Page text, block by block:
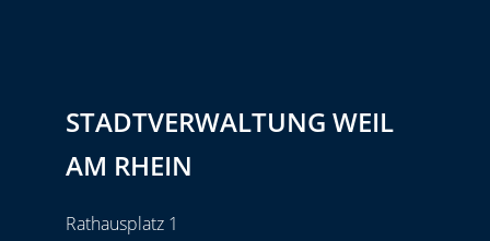
STADTVERWALTUNG WEIL
AM RHEIN
Rathausplatz 1